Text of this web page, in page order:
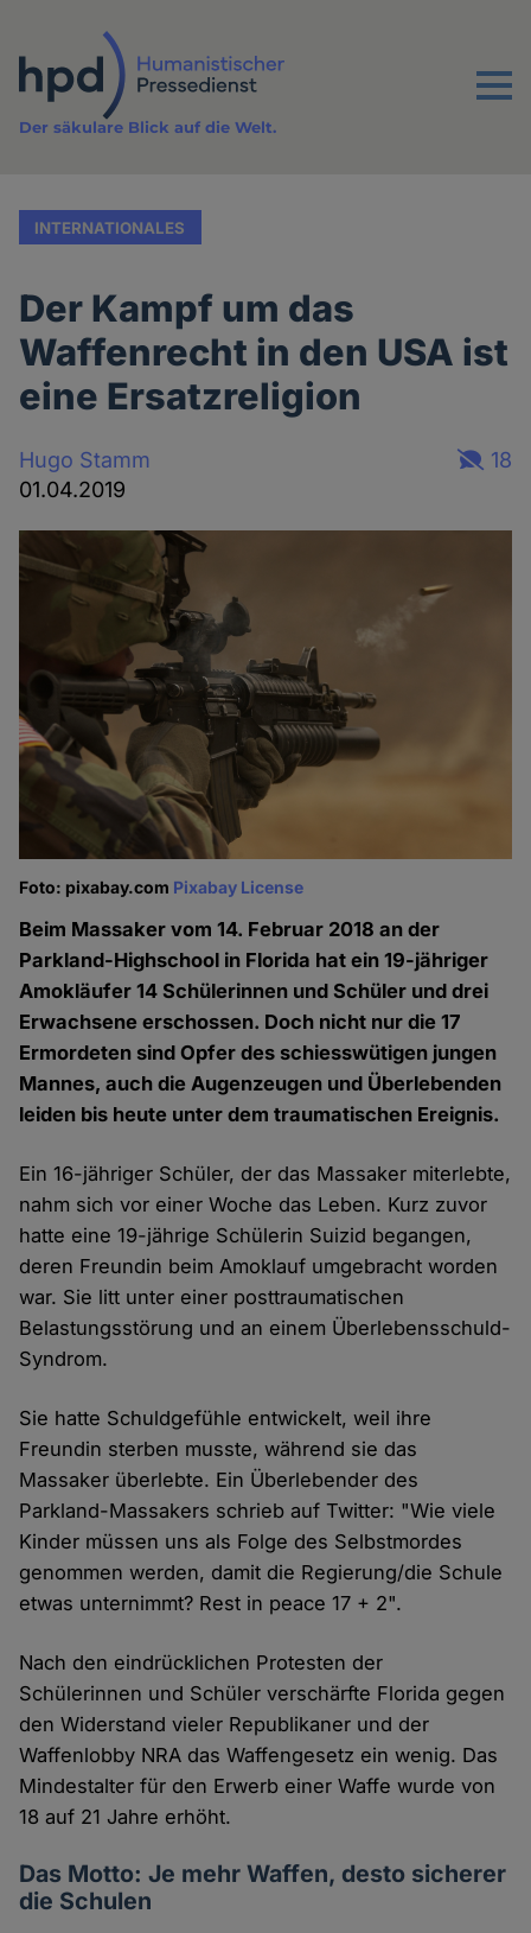
Inhalt
Menu
Der säkulare Blick auf die Welt.
INTERNATIONALES
Der Kampf um das
Waffenrecht in den USA ist
eine Ersatzreligion
Hugo Stamm
01.04.2019
18
Foto: pixabay.com Pixabay License
Beim Massaker vom 14. Februar 2018 an der
Parkland-Highschool in Florida hat ein 19-jähriger
Amokläufer 14 Schülerinnen und Schüler und drei
Erwachsene erschossen. Doch nicht nur die 17
Ermordeten sind Opfer des schiesswütigen jungen
Mannes, auch die Augenzeugen und Überlebenden
leiden bis heute unter dem traumatischen Ereignis.
Ein 16-jähriger Schüler, der das Massaker miterlebte,
nahm sich vor einer Woche das Leben. Kurz zuvor
hatte eine 19-jährige Schülerin Suizid begangen,
deren Freundin beim Amoklauf umgebracht worden
war. Sie litt unter einer posttraumatischen
Belastungsstörung und an einem Überlebensschuld-
Syndrom.
Sie hatte Schuldgefühle entwickelt, weil ihre
Freundin sterben musste, während sie das
Massaker überlebte. Ein Überlebender des
Parkland-Massakers schrieb auf Twitter: "Wie viele
Kinder müssen uns als Folge des Selbstmordes
genommen werden, damit die Regierung/die Schule
etwas unternimmt? Rest in peace 17 + 2".
Nach den eindrücklichen Protesten der
Schülerinnen und Schüler verschärfte Florida gegen
den Widerstand vieler Republikaner und der
Waffenlobby NRA das Waffengesetz ein wenig. Das
Mindestalter für den Erwerb einer Waffe wurde von
18 auf 21 Jahre erhöht.
Das Motto: Je mehr Waffen, desto sicherer
die Schulen